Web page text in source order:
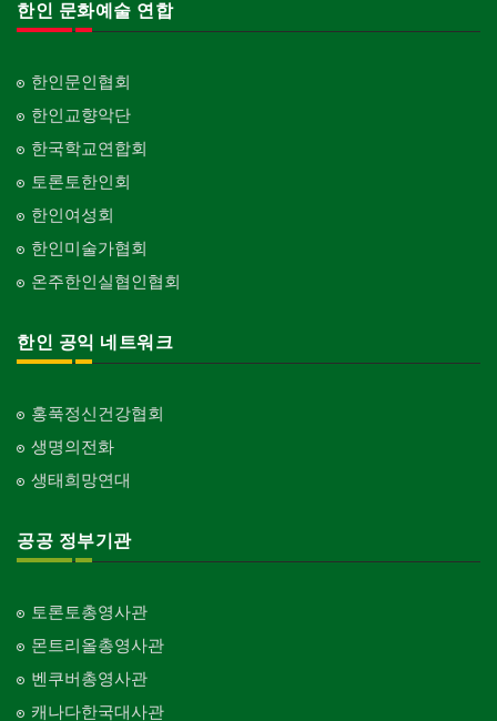
한인 문화예술 연합
한인문인협회
한인교향악단
한국학교연합회
토론토한인회
한인여성회
한인미술가협회
온주한인실협인협회
한인 공익 네트워크
홍푹정신건강협회
생명의전화
생태희망연대
공공 정부기관
토론토총영사관
몬트리올총영사관
벤쿠버총영사관
캐나다한국대사관